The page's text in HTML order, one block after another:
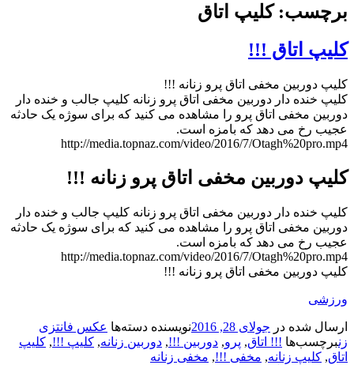
برچسب: کلیپ اتاق
کلیپ اتاق !!!
کلیپ دوربین مخفی اتاق پرو زنانه !!!
کلیپ خنده دار دوربین مخفی اتاق پرو زنانه کلیپ جالب و خنده دار
دوربین مخفی اتاق پرو را مشاهده می کنید که برای سوژه یک حادثه
عجیب رخ می دهد که بامزه است.
http://media.topnaz.com/video/2016/7/Otagh%20pro.mp4
کلیپ دوربین مخفی اتاق پرو زنانه !!!
کلیپ خنده دار دوربین مخفی اتاق پرو زنانه کلیپ جالب و خنده دار
دوربین مخفی اتاق پرو را مشاهده می کنید که برای سوژه یک حادثه
عجیب رخ می دهد که بامزه است.
http://media.topnaz.com/video/2016/7/Otagh%20pro.mp4
کلیپ دوربین مخفی اتاق پرو زنانه !!!
ورزشی
ارسال شده در جولای 28, 2016 نویسنده دسته‌ها عکس فانتزی
زنبرچسب‌ها !!! اتاق, پرو, دوربین !!!, دوربین زنانه, کلیپ !!!, کلیپ
اتاق, کلیپ زنانه, مخفی !!!, مخفی زنانه